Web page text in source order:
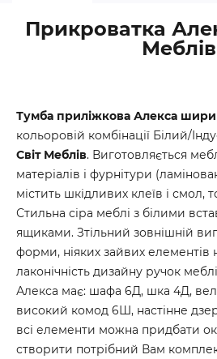
Прикроватка
Тумба приліжкова Алекса
кольоровій комбінації Білий/
Світ Меблів. Виготовляється
матеріалів і фурнітури
містить шкідливих клеїв і
Стильна сіра меблі з білими
ящиками. Зтільний зовнішній
форми, ніяких зайвих елементів
лаконічність дизайну ручок
Алекса має: шафа 6Д, шка 4Д,
високий комод 6Ш, настінне
всі елементи можна придбати
створити потрібний Вам